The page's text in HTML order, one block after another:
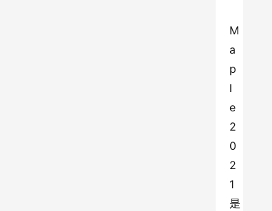
M
a
p
l
e
2
0
2
1
是